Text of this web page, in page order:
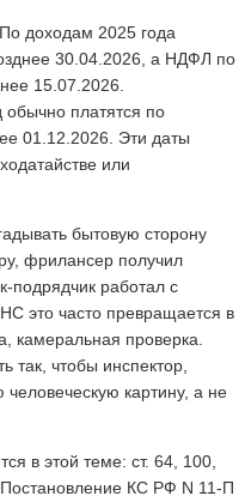
доходам 2025 года
30.04.2026, а НДФЛ по
15.07.2026.
платятся по
01.12.2026. Эти даты
или
бытовую сторону
фрилансер получил
подрядчик работал с
это часто превращается в
камеральная проверка.
так, чтобы инспектор,
картину, а не
в этой теме: ст. 64, 100,
КС РФ N 11-П